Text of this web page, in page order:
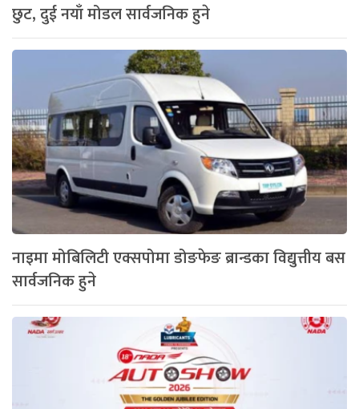
छुट, दुई नयाँ मोडल सार्वजनिक हुने
नाइमा मोबिलिटी एक्सपोमा डोङफेङ ब्रान्डका विद्युत्तीय बस
सार्वजनिक हुने